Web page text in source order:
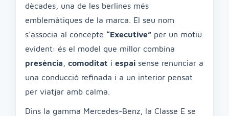
dècades, una de les berlines més
emblemàtiques de la marca. El seu nom
s’associa al concepte “Executive” per un motiu
evident: és el model que millor combina
presència
comoditat i espai sense renunciar a
una conducció refinada i a un interior pensat
per viatjar amb calma.
Dins la gamma Mercedes-Benz, la Classe E se